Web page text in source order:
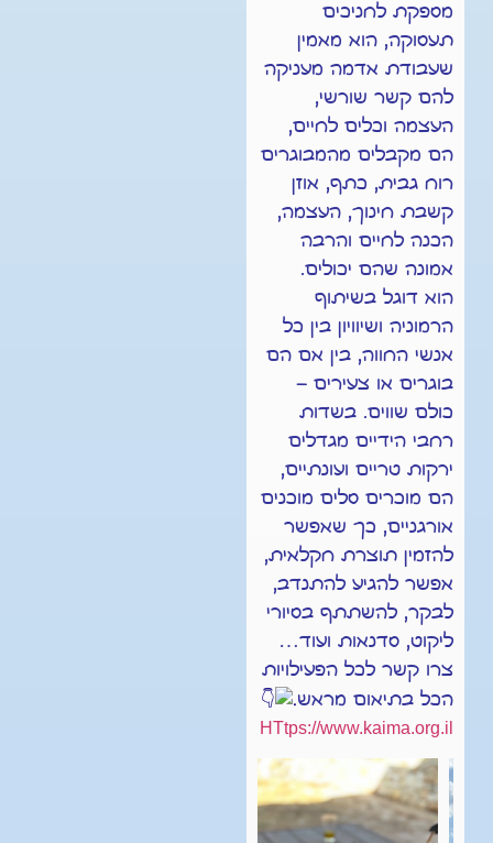
מספקת לחניכים
תעסוקה, הוא מאמין
שעבודת אדמה מעניקה
להם קשר שורשי,
העצמה וכלים לחיים,
הם מקבלים מהמבוגרים
רוח גבית, כתף, אוזן
קשבת חינוך, העצמה,
הכנה לחיים והרבה
אמונה שהם יכולים.
הוא דוגל בשיתוף
הרמוניה ושיוויון בין כל
אנשי החווה, בין אם הם
בוגרים או צעירים –
כולם שווים. בשדות
רחבי הידיים מגדלים
ירקות טריים ועונתיים,
הם מוכרים סלים מוכנים
אורגניים, כך שאפשר
להזמין תוצרת חקלאית,
אפשר להגיע להתנדב,
לבקר, להשתתף בסיורי
ליקוט, סדנאות ועוד…
צרו קשר לכל הפעילויות
הכל בתיאום מראש.
HTtps://www.kaima.org.il